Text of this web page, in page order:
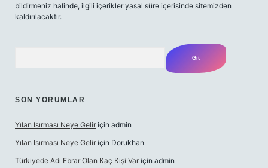
bildirmeniz halinde, ilgili içerikler yasal süre içerisinde sitemizden
kaldırılacaktır.
SON YORUMLAR
Yılan Isırması Neye Gelir için admin
Yılan Isırması Neye Gelir için Dorukhan
Türkiyede Adı Ebrar Olan Kaç Kişi Var için admin